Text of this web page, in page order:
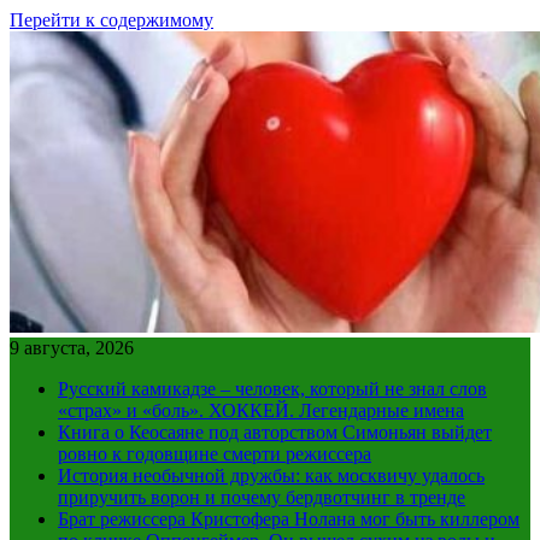
Перейти к содержимому
9 августа, 2026
Русский камикадзе – человек, который не знал слов
«страх» и «боль». ХОККЕЙ. Легендарные имена
Книга о Кеосаяне под авторством Симоньян выйдет
ровно к годовщине смерти режиссера
История необычной дружбы: как москвичу удалось
приручить ворон и почему бердвотчинг в тренде
Брат режиссера Кристофера Нолана мог быть киллером